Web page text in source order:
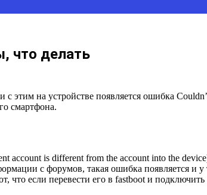
что делать
этим на устройстве появляется ошибка
смартфона.
is different from the account into the
с форумов, такая ошибка появляется и
если перевести его в fastboot и